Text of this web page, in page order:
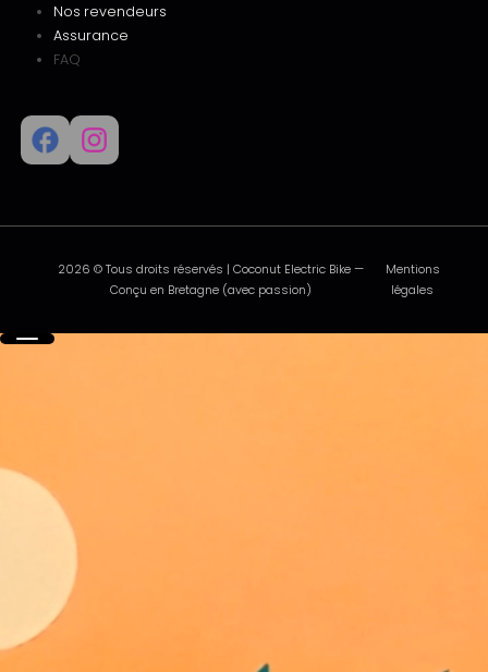
Nos revendeurs
Assurance
FAQ
2026 © Tous droits réservés | Coconut Electric Bike —
Conçu en Bretagne (avec passion)
Mentions
légales